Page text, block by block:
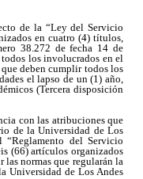
de la “Ley del Servicio
en cuatro (4) títulos,
38.272 de fecha 14 de
los involucrados en el
deben cumplir todos los
el lapso de un (1) año,
(Tercera disposición
con las atribuciones que
de la Universidad de Los
del Servicio
(66) artículos organizados
normas que regularán la
Universidad de Los Andes